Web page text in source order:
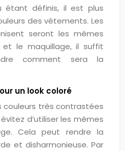
étant définis, il est plus
des vêtements. Les
seront les mêmes
le maquillage, il suffit
comment sera la
un look coloré
couleurs très contrastées
d’utiliser les mêmes
Cela peut rendre la
et disharmonieuse. Par